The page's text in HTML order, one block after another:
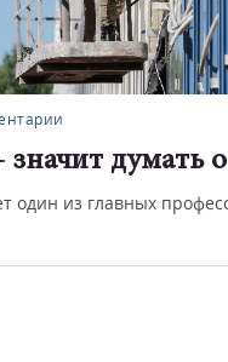
значит думать
один из главных